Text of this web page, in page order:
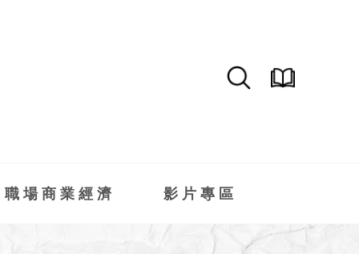
職場商業經濟 影片專區